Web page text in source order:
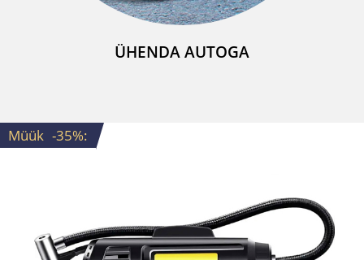
ÜHENDA AUTOGA
Müük -35%: